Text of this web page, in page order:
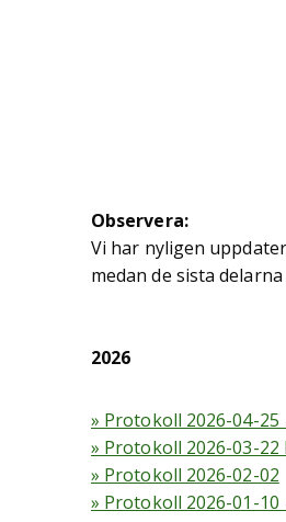
Observera:
Vi har nyligen
medan de sista
2026
» Protokoll 2026-04-
» Protokoll 2026-03-
» Protokoll 2026-02-02
» Protokoll 2026-01-10